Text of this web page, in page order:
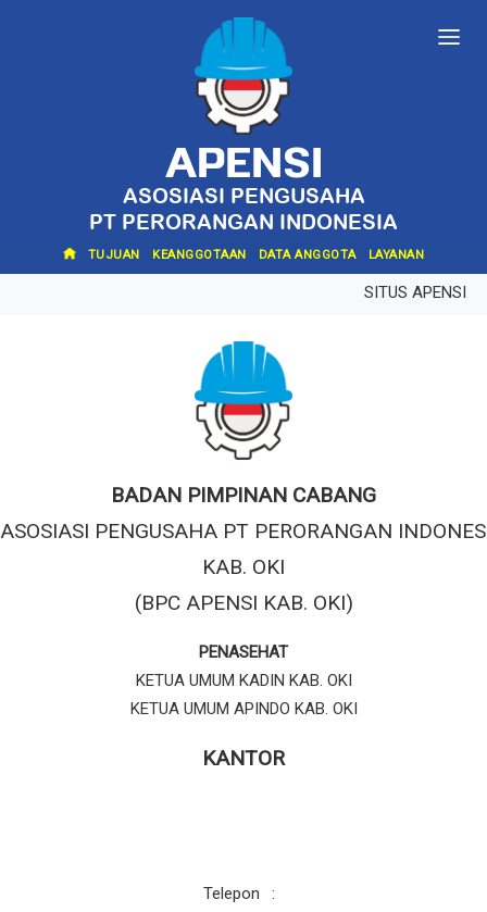
APENSI
ASOSIASI PENGUSAHA
PT PERORANGAN INDONESIA
TUJUAN KEANGGOTAAN DATA ANGGOTA LAYANAN
SITUS APENSI
BADAN PIMPINAN CABANG
ASOSIASI PENGUSAHA PT PERORANGAN
KAB. OKI
(BPC APENSI KAB. OKI)
PENASEHAT
KETUA UMUM KADIN KAB. OKI
KETUA UMUM APINDO KAB. OKI
KANTOR
Telepon
: